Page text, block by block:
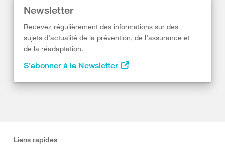
Newsletter
Recevez régulièrement des informations sur des
sujets d’actualité de la prévention, de l’assurance et
de la réadaptation.
S’abonner à la Newsletter
Liens rapides